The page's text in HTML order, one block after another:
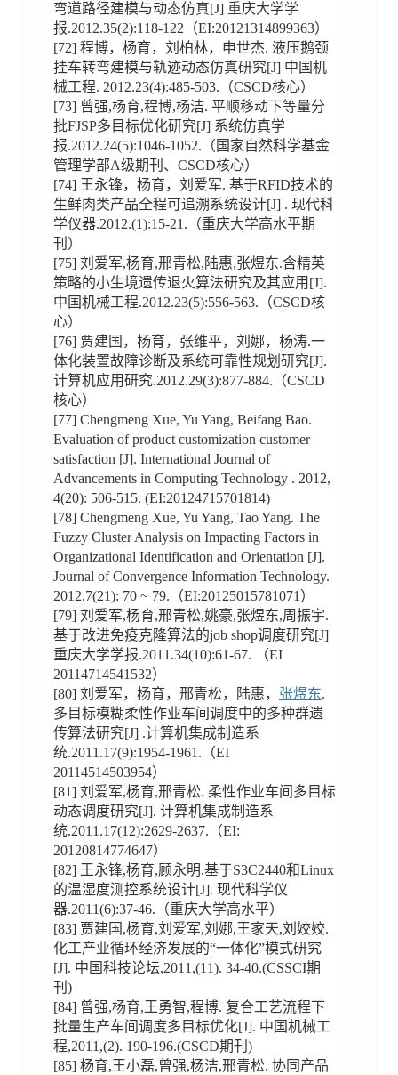
弯道路径建模与动态仿真[J] 重庆大学学
报.2012.35(2):118-122（EI:20121314899363）
[72] 程博，杨育，刘柏林，申世杰. 液压鹅颈
挂车转弯建模与轨迹动态仿真研究[J] 中国机
械工程. 2012.23(4):485-503.（CSCD核心）
[73] 曾强,杨育,程博,杨洁. 平顺移动下等量分
批FJSP多目标优化研究[J] 系统仿真学
报.2012.24(5):1046-1052.（国家自然科学基金
管理学部A级期刊、CSCD核心）
[74] 王永锋，杨育，刘爱军. 基于RFID技术的
生鲜肉类产品全程可追溯系统设计[J] . 现代科
学仪器.2012.(1):15-21.（重庆大学高水平期
刊）
[75] 刘爱军,杨育,邢青松,陆惠,张煜东.含精英
策略的小生境遗传退火算法研究及其应用[J].
中国机械工程.2012.23(5):556-563.（CSCD核
心）
[76] 贾建国，杨育，张维平，刘娜，杨涛.一
体化装置故障诊断及系统可靠性规划研究[J].
计算机应用研究.2012.29(3):877-884.（CSCD
核心）
[77] Chengmeng Xue, Yu Yang, Beifang Bao.
Evaluation of product customization customer
satisfaction [J]. International Journal of
Advancements in Computing Technology . 2012,
4(20): 506-515. (EI:20124715701814)
[78] Chengmeng Xue, Yu Yang, Tao Yang. The
Fuzzy Cluster Analysis on Impacting Factors in
Organizational Identification and Orientation [J].
Journal of Convergence Information Technology.
2012,7(21): 70 ~ 79.（EI:20125015781071）
[79] 刘爱军,杨育,邢青松,姚豪,张煜东,周振宇.
基于改进免疫克隆算法的job shop调度研究[J]
重庆大学学报.2011.34(10):61-67. （EI
20114714541532）
[80] 刘爱军，杨育，邢青松，陆惠， 张煜东.
多目标模糊柔性作业车间调度中的多种群遗
传算法研究[J] .计算机集成制造系
统.2011.17(9):1954-1961.（EI
20114514503954）
[81] 刘爱军,杨育,邢青松. 柔性作业车间多目标
动态调度研究[J]. 计算机集成制造系
统.2011.17(12):2629-2637.（EI:
20120814774647）
[82] 王永锋,杨育,顾永明.基于S3C2440和Linux
的温湿度测控系统设计[J]. 现代科学仪
器.2011(6):37-46.（重庆大学高水平）
[83] 贾建国,杨育,刘爱军,刘娜,王家天,刘姣姣.
化工产业循环经济发展的“一体化”模式研究
[J]. 中国科技论坛,2011,(11). 34-40.(CSSCI期
刊)
[84] 曾强,杨育,王勇智,程博. 复合工艺流程下
批量生产车间调度多目标优化[J]. 中国机械工
程,2011,(2). 190-196.(CSCD期刊)
[85] 杨育,王小磊,曾强,杨洁,邢青松. 协同产品